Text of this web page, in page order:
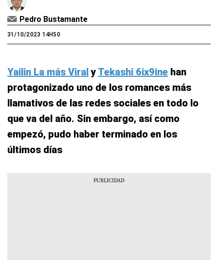
Pedro Bustamante
31/10/2023 14H50
Yailin La más Viraly Tekashi 6ix9ine han
protagonizado uno de los romances más
llamativos de las redes sociales en todo lo
que va del año. Sin embargo, así como
empezó, pudo haber terminado en los
últimos días